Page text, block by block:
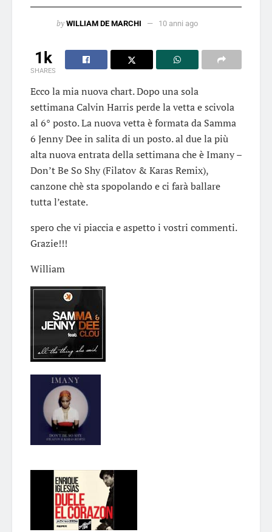
by WILLIAM DE MARCHI 10 anni ago
1k
SHARES
Ecco la mia nuova chart. Dopo una sola
settimana Calvin Harris perde la vetta e scivola
al 6° posto. La nuova vetta è formata da Samma
6 Jenny Dee in salita di un posto. al due la più
alta nuova entrata della settimana che è Imany –
Don’t Be So Shy (Filatov & Karas Remix),
canzone chè sta spopolando e ci farà ballare
tutta l’estate.
spero che vi piaccia e aspetto i vostri commenti.
Grazie!!!
William